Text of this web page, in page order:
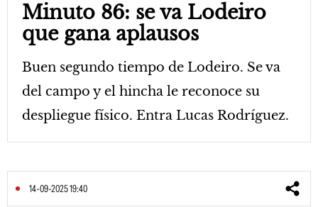
Minuto 86: se va Lodeiro
que gana aplausos
Buen segundo tiempo de Lodeiro. Se va
del campo y el hincha le reconoce su
despliegue físico. Entra Lucas Rodríguez.
14-09-2025 19:40